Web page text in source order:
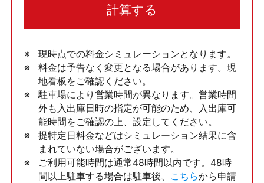
計算する
現時点での料金シミュレーションとなります。
料金は予告なく変更となる場合があります。現
地看板をご確認ください。
駐車場により営業時間が異なります。営業時間
外も入出庫日時の指定が可能のため、入出庫可
能時間をご確認の上、設定してください。
提特定日料金などはシミュレーション結果に含
まれていない場合がございます。
ご利用可能時間は通常48時間以内です。48時
間以上駐車する場合は駐車後、
こちらから申請